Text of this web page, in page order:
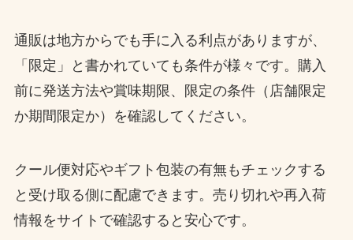
通販は地方からでも手に入る利点がありますが、
「限定」と書かれていても条件が様々です。購入
前に発送方法や賞味期限、限定の条件（店舗限定
か期間限定か）を確認してください。
クール便対応やギフト包装の有無もチェックする
と受け取る側に配慮できます。売り切れや再入荷
情報をサイトで確認すると安心です。